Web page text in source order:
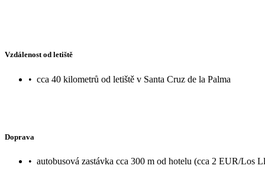
Vzdálenost od letiště
• cca 40 kilometrů od letiště v Santa Cruz de la Palma
Doprava
• autobusová zastávka cca 300 m od hotelu (cca 2 EUR/Los